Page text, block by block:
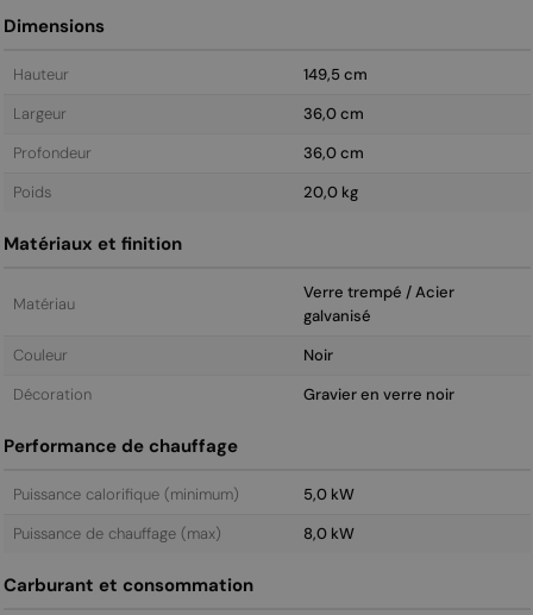
Dimensions
Hauteur
149,5 cm
Largeur
36,0 cm
Profondeur
36,0 cm
Poids
20,0 kg
Matériaux et finition
Matériau
Verre trempé / Acier
galvanisé
Couleur
Noir
Décoration
Gravier en verre noir
Performance de chauffage
Puissance calorifique (minimum)
5,0 kW
Puissance de chauffage (max)
8,0 kW
Carburant et consommation